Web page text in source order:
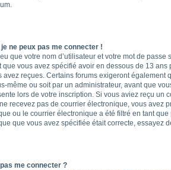
ne peux pas me connecter !
que votre nom d’utilisateur et votre mot de
que vous avez spécifié avoir en dessous de 13
avez reçues. Certains forums exigeront également
même ou soit par un administrateur, avant que
lors de votre inscription. Si vous aviez reçu un
recevez pas de courrier électronique, vous avez
ou le courrier électronique a été filtré en tant
que vous avez spécifiée était correcte, essayez
me connecter ?